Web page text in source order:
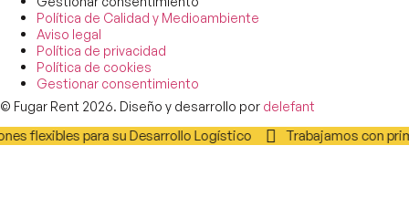
Política de Calidad y Medioambiente
Aviso legal
Política de privacidad
Política de cookies
Gestionar consentimiento
© Fugar Rent 2026. Diseño y desarrollo por delefant
flexibles para su Desarrollo Logístico Trabajamos con